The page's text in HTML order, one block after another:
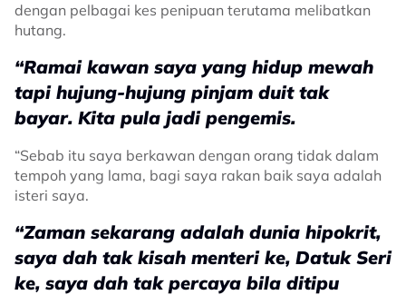
dengan pelbagai kes penipuan terutama melibatkan
hutang.
“Ramai kawan saya yang hidup mewah
tapi hujung-hujung pinjam duit tak
bayar. Kita pula jadi pengemis.
“Sebab itu saya berkawan dengan orang tidak dalam
tempoh yang lama, bagi saya rakan baik saya adalah
isteri saya.
“Zaman sekarang adalah dunia hipokrit,
saya dah tak kisah menteri ke, Datuk Seri
ke, saya dah tak percaya bila ditipu